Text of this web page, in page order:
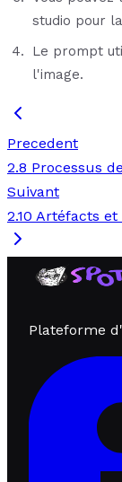
studio pour
Le prompt
l'image.
Precedent
2.8 Processus
Suivant
2.10 Artéfacts
Plateforme